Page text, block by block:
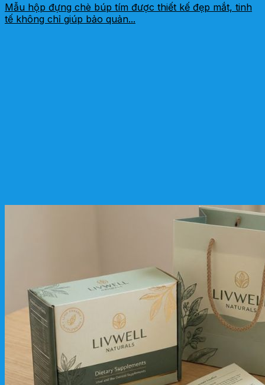
Mẫu hộp đựng chè búp tím được thiết kế đẹp mắt, tinh
tế không chỉ giúp bảo quản...